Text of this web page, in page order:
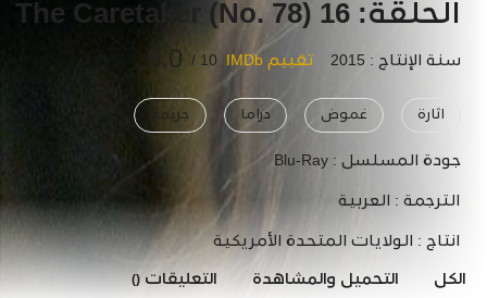
الحلقة: 16 The Caretaker (No. 78)
سنة الإنتاج : 2015 تقييم IMDb 10 /
8.0
اثارة غموض دراما جريمة
جودة المسلسل : Blu-Ray
الترجمة : العربية
انتاج : الولايات المتحدة الأمريكية
الكل التحميل والمشاهدة التعليقات()